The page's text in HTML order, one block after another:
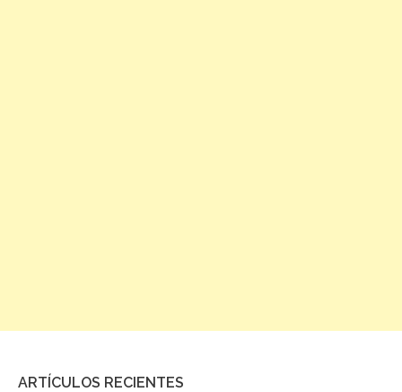
ARTÍCULOS RECIENTES